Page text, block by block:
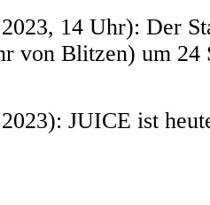
14 Uhr): Der
von Blitzen) um 24
JUICE ist